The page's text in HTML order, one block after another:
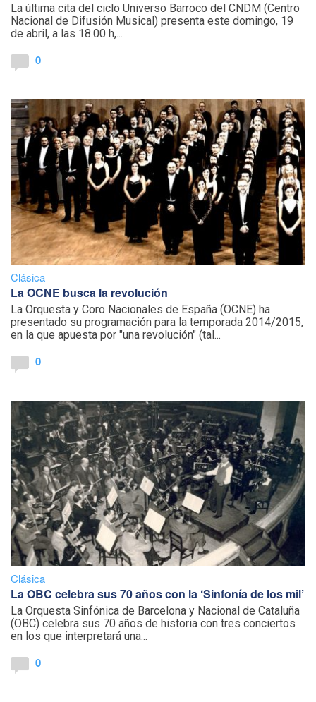
La última cita del ciclo Universo Barroco del CNDM (Centro
Nacional de Difusión Musical) presenta este domingo, 19
de abril, a las 18.00 h,...
0
Clásica
La OCNE busca la revolución
La Orquesta y Coro Nacionales de España (OCNE) ha
presentado su programación para la temporada 2014/2015,
en la que apuesta por "una revolución" (tal...
0
Clásica
La OBC celebra sus 70 años con la ‘Sinfonía de los mil’
La Orquesta Sinfónica de Barcelona y Nacional de Cataluña
(OBC) celebra sus 70 años de historia con tres conciertos
en los que interpretará una...
0